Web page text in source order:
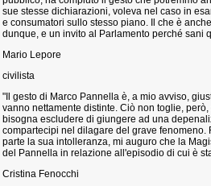
sue stesse dichiarazioni, voleva nel caso in
e consumatori sullo stesso piano. Il che è
dunque, e un invito al Parlamento perché sani
Mario Lepore
civilista
"Il gesto di Marco Pannella è, a mio avviso,
vanno nettamente distinte. Ciò non toglie,
bisogna escludere di giungere ad una
compartecipi nel dilagare del grave
parte la sua intolleranza, mi auguro che la
del Pannella in relazione all'episodio di cui è
Cristina Fenocchi